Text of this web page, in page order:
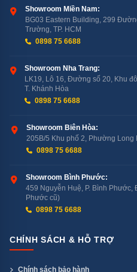
Showroom Miền Nam:
BG03 Eastern Building, 299
Trường, TP. HCM
0898 75 6688
Showroom Nha Trang:
LK19, Lô 16, Đường số 20, Khu
T. Khánh Hòa
0898 75 6688
Showroom Biên Hòa:
205B/5 Khu phố 2, Phường Long
0898 75 6688
Showroom Bình Phước:
459 Nguyễn Huệ, P. Bình Phước,
Phước cũ)
0898 75 6688
CHÍNH SÁCH & HỖ TRỢ
Chính sách bảo hành